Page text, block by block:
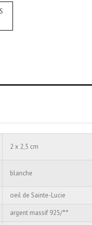
2 x 2,5 cm
blanche
oeil de Sainte-Lucie
argent massif 925/°°